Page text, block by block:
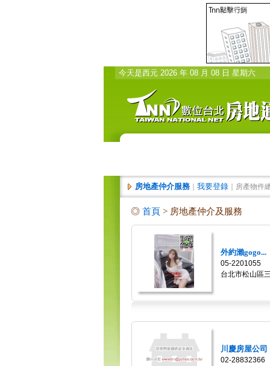
今天是西元 2026 年 08 月 08 日 星期六
房地產仲介服務｜ 我要登錄｜房產物件
◎ 首頁 > 房地產仲介及服務
外約瀨gogo...
05-2201055
台北市松山區
川慶房屋公司
02-28832366